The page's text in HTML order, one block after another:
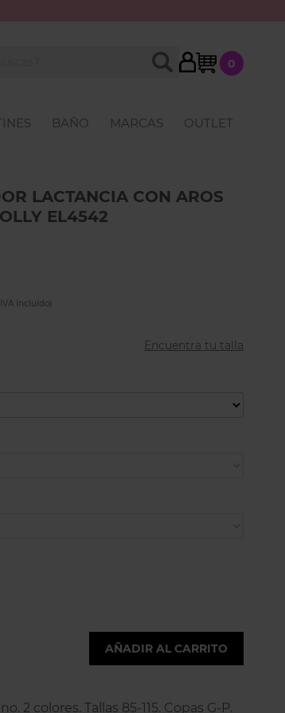
GRATIS A PARTIR DE 70€ · ATENCIÓN
My Cart
0
BUSCAR
BAÑO MARCAS OUTLET
LACTANCIA CON AROS
EL4542
Encuentra tu talla
AÑADIR AL CARRITO
2 colores. Tallas 85-115. Copas G-P.